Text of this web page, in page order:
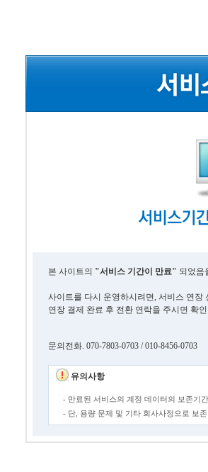
본 사이트의 "서비스 기간이 만료" 되었음
사이트를 다시 운영하시려면, 서비스 연장
연장 결제 완료 후 전환 연락을 주시면 확
문의전화. 070-7803-0703 / 010-8456-0703
유의사항
- 만료된 서비스의 계정 데이터의 보존기
- 단, 용량 문제 및 기타 회사사정으로 보